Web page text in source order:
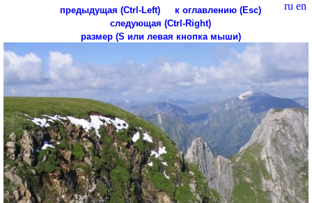
ru en
предыдущая (Ctrl-Left)
к оглавлению (Esc)
следующая (Ctrl-Right)
размер (S или левая кнопка мыши)